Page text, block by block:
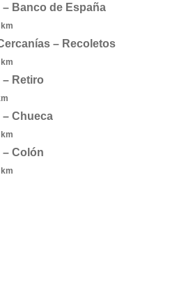
– Banco de España
– Recoletos
– Retiro
– Chueca
– Colón